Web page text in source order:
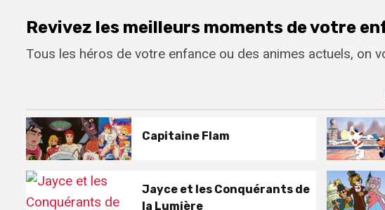
Revivez les meilleurs moments de votre
Tous les héros de votre enfance ou des animes actuels, on
Capitaine Flam
Jayce et les Conquérants de
la Lumière